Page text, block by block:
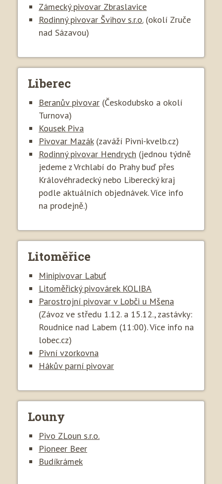
Zámecký pivovar Zbraslavice
Rodinný pivovar Švihov s.r.o. (okolí Zruče
nad Sázavou)
Liberec
Beranův pivovar (Českodubsko a okolí
Turnova)
Kousek Piva
Pivovar Mazák (zaváží Pivni-kvelb.cz)
Rodinný pivovar Hendrych (jednou týdně
jedeme z Vrchlabí do Prahy buď přes
Královéhradecký nebo Liberecký kraj
podle aktuálních objednávek. Více info
na prodejně.)
Litoměřice
Minipivovar Labuť
Litoměřický pivovárek KOLIBA
Parostrojní pivovar v Lobči u Mšena
(Závoz ve středu 1.12. a 15.12., zastávky:
Roudnice nad Labem (11:00). Více info na
lobec.cz)
Pivní vzorkovna
Hákův parní pivovar
Louny
Pivo ZLoun s.r.o.
Pioneer Beer
Budíkrámek